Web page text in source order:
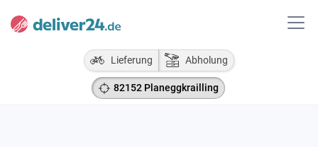
Lieferung Abholung
82152 Planeggkrailling